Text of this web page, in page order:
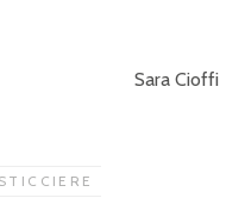
Sara Cioffi